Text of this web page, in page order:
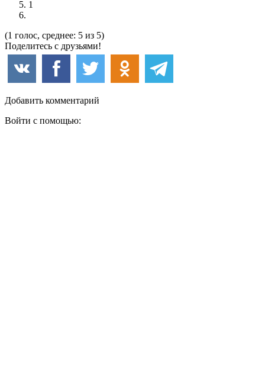
1
(1 голос, среднее: 5 из 5)
Поделитесь с друзьями!
Добавить комментарий
Войти с помощью: